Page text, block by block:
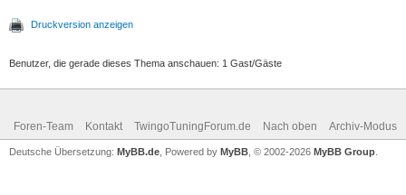
Druckversion anzeigen
Benutzer, die gerade dieses Thema anschauen: 1 Gast/Gäste
Foren-Team Kontakt TwingoTuningForum.de Nach oben Archiv-Modus
Deutsche Übersetzung: MyBB.de , Powered by MyBB , © 2002-2026 MyBB Group